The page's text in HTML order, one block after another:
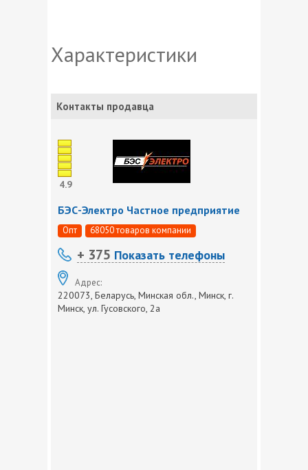
Характеристики
Контакты продавца
4.9
БЭС-Электро Частное предприятие
Опт 68050 товаров компании
+ 375 Показать телефоны
Адрес:
220073, Беларусь, Минская обл., Минск, г.
Минск, ул. Гусовского, 2а